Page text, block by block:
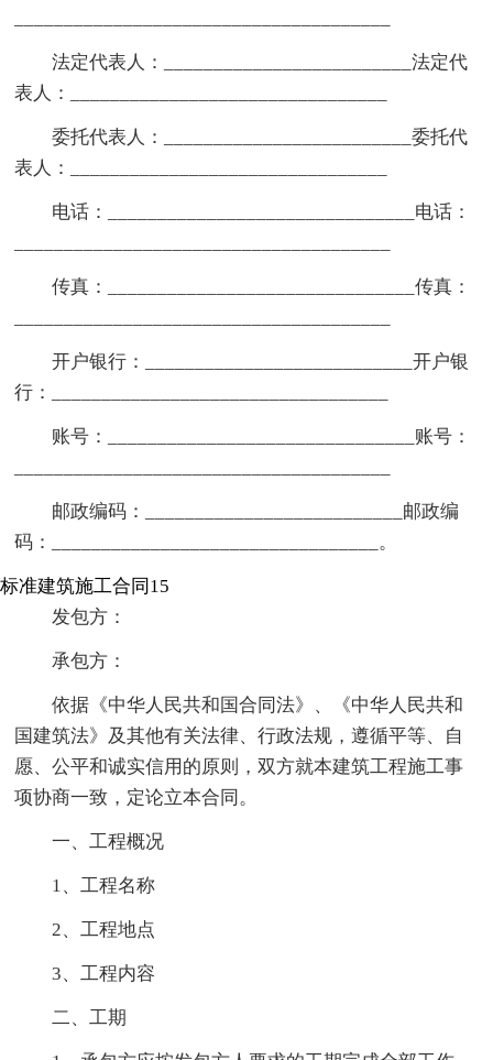
法定代表人：_________________________法定代
表人：________________________________
委托代表人：_________________________委托代
表人：________________________________
电话：_______________________________电话：
传真：_______________________________传真：
开户银行：___________________________开户银
行：__________________________________
账号：_______________________________账号：
邮政编码：__________________________邮政编
码：_________________________________。
标准建筑施工合同15
发包方：
承包方：
依据《中华人民共和国合同法》、《中华人民共和
国建筑法》及其他有关法律、行政法规，遵循平等、自
愿、公平和诚实信用的原则，双方就本建筑工程施工事
项协商一致，定论立本合同。
一、工程概况
1、工程名称
2、工程地点
3、工程内容
二、工期